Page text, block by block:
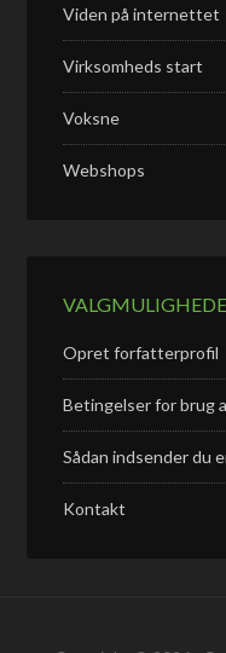
Viden på internettet
Virksomheds start
Voksne
Webshops
Opret forfatterprofil
Betingelser for brug
Sådan indsender du
Kontakt